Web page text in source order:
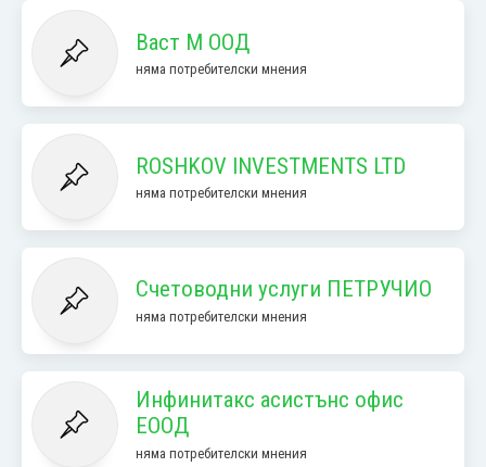
Васт М ООД
няма потребителски мнения
ROSHKOV INVESTMENTS LTD
няма потребителски мнения
Счетоводни услуги ПЕТРУЧИО
няма потребителски мнения
Инфинитакс асистънс офис
ЕООД
няма потребителски мнения